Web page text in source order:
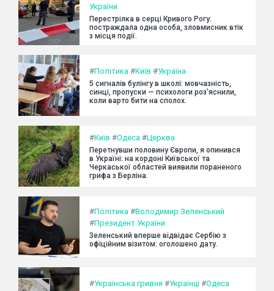
України
Перестрілка в серці Кривого Рогу:
постраждала одна особа, зловмисник втік
з місця події.
#Політика #Київ #Україна
5 сигналів булінгу в школі: мовчазність,
синці, пропуски — психологи роз’яснили,
коли варто бити на сполох.
#Київ #Одеса #Церква
Перетнувши половину Європи, я опинився
в Україні: на кордоні Київської та
Черкаської областей виявили пораненого
грифа з Берліна.
#Політика #Володимир Зеленський
#Президент України
Зеленський вперше відвідає Сербію з
офіційним візитом: оголошено дату.
#Українська гривня #Українці #Одеса